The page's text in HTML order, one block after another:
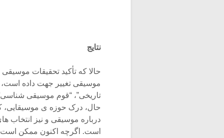
نتایج
حالا که تأکید تحقیقات
موسیقی تغییر جهت داده
تاریخی”، “قوم موسیقی
حال، درک حوزه ی موسیقایی،
درباره موسیقی و نیز انتخاب
است. اگرچه اکنون ممکن است